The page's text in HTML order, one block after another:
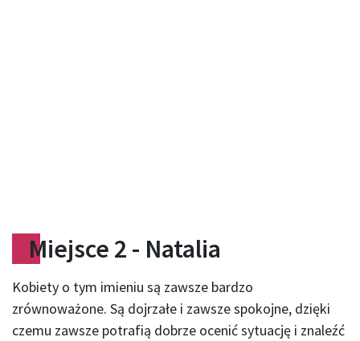
Miejsce 2 - Natalia
Kobiety o tym imieniu są zawsze bardzo
zrównoważone. Są dojrzałe i zawsze spokojne, dzięki
czemu zawsze potrafią dobrze ocenić sytuację i znaleźć